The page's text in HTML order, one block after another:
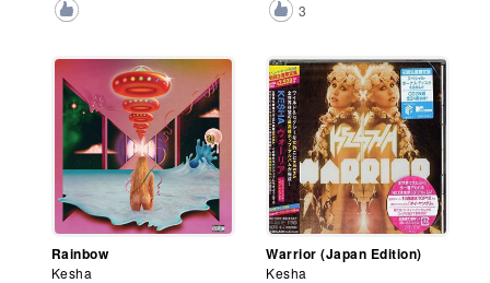
3
Rainbow
Kesha
Warrior (Japan Edition)
Kesha